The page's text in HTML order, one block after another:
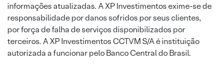
informações atualizadas. A XP Investimentos exime-se de
responsabilidade por danos sofridos por seus clientes,
por força de falha de serviços disponibilizados por
terceiros. A XP Investimentos CCTVM S/A é instituição
autorizada a funcionar pelo Banco Central do Brasil.